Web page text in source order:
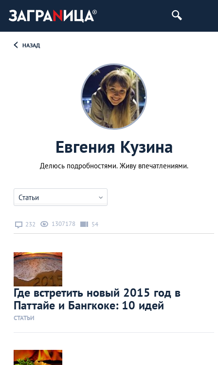
НАЗАД
Евгения Кузина
Делюсь подробностями. Живу впечатлениями.
Статьи
232 1307178 54
Где встретить новый 2015 год в
Паттайе и Бангкоке: 10 идей
СТАТЬИ